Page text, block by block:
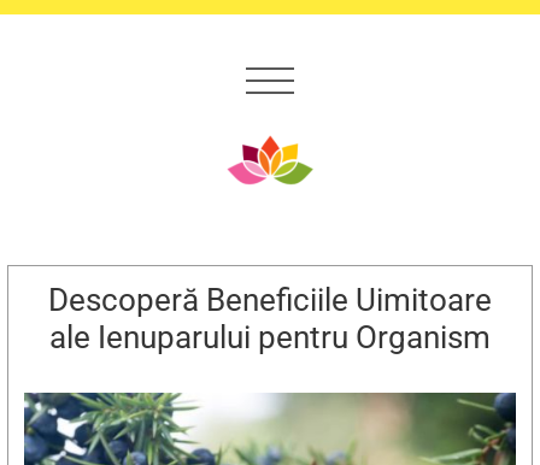
Descoperă Beneficiile Uimitoare
ale Ienuparului pentru Organism